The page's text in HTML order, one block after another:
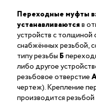
Переходные муфты
устанавливаютсяв
устройств с толщиной
снабжённых резьбой,
типу резьбы Б
либо другое
резьбовое отверстие
чертеж). Крепление
производится резьбой